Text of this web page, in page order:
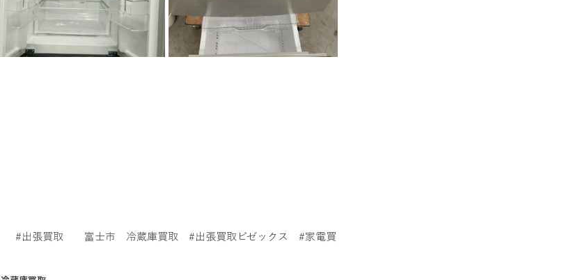
#出張買取 富士市　冷蔵庫買取 #出張買取ビゼックス
#家電買